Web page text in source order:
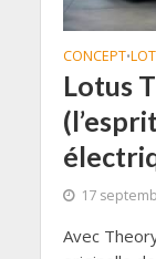
CONCEPT•
Lotus
17
Avec